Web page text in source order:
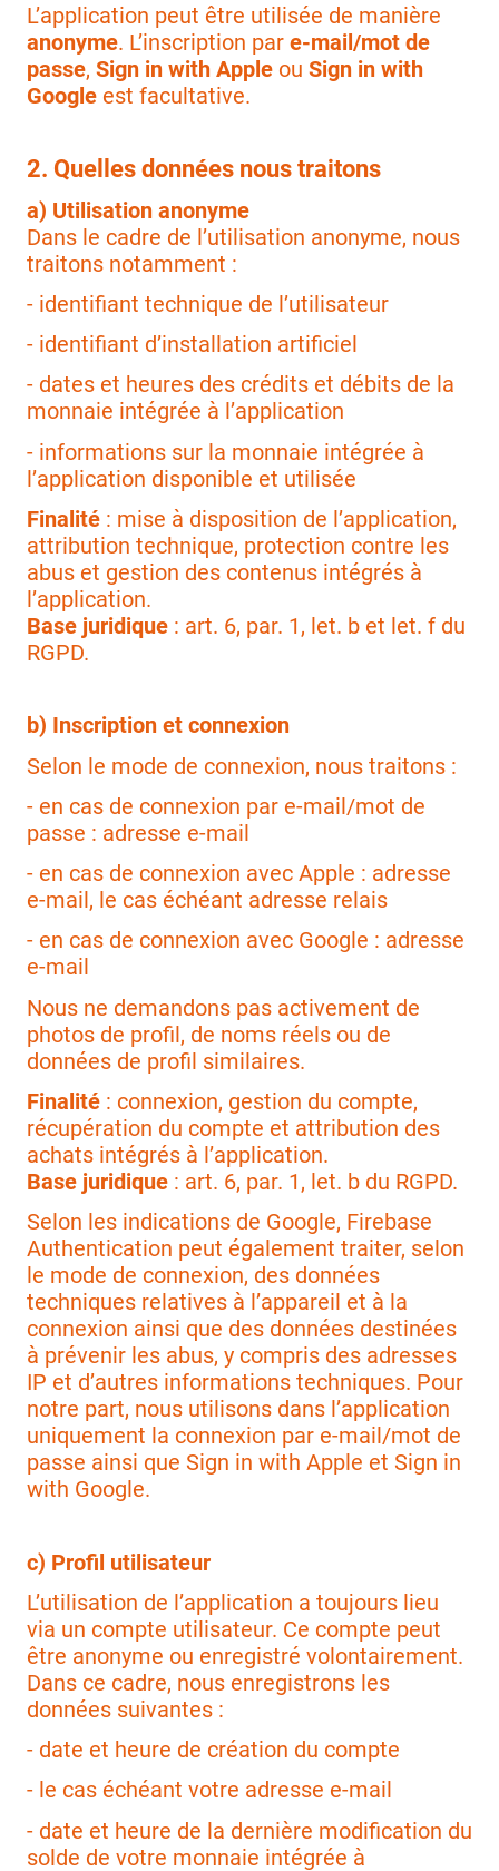
L’application peut être utilisée de manière
anonyme. L’inscription par e-mail/mot de
passe, Sign in with Apple ou Sign in with
Google est facultative.
2. Quelles données nous traitons
a) Utilisation anonyme
Dans le cadre de l’utilisation anonyme, nous
traitons notamment :
- identifiant technique de l’utilisateur
- identifiant d’installation artificiel
- dates et heures des crédits et débits de la
monnaie intégrée à l’application
- informations sur la monnaie intégrée à
l’application disponible et utilisée
Finalité : mise à disposition de l’application,
attribution technique, protection contre les
abus et gestion des contenus intégrés à
l’application.
Base juridique : art. 6, par. 1, let. b et let. f du
RGPD.
b) Inscription et connexion
Selon le mode de connexion, nous traitons :
- en cas de connexion par e-mail/mot de
passe : adresse e-mail
- en cas de connexion avec Apple : adresse
e-mail, le cas échéant adresse relais
- en cas de connexion avec Google : adresse
e-mail
Nous ne demandons pas activement de
photos de profil, de noms réels ou de
données de profil similaires.
Finalité : connexion, gestion du compte,
récupération du compte et attribution des
achats intégrés à l’application.
Base juridique : art. 6, par. 1, let. b du RGPD.
Selon les indications de Google, Firebase
Authentication peut également traiter, selon
le mode de connexion, des données
techniques relatives à l’appareil et à la
connexion ainsi que des données destinées
à prévenir les abus, y compris des adresses
IP et d’autres informations techniques. Pour
notre part, nous utilisons dans l’application
uniquement la connexion par e-mail/mot de
passe ainsi que Sign in with Apple et Sign in
with Google.
c) Profil utilisateur
L’utilisation de l’application a toujours lieu
via un compte utilisateur. Ce compte peut
être anonyme ou enregistré volontairement.
Dans ce cadre, nous enregistrons les
données suivantes :
- date et heure de création du compte
- le cas échéant votre adresse e-mail
- date et heure de la dernière modification du
solde de votre monnaie intégrée à